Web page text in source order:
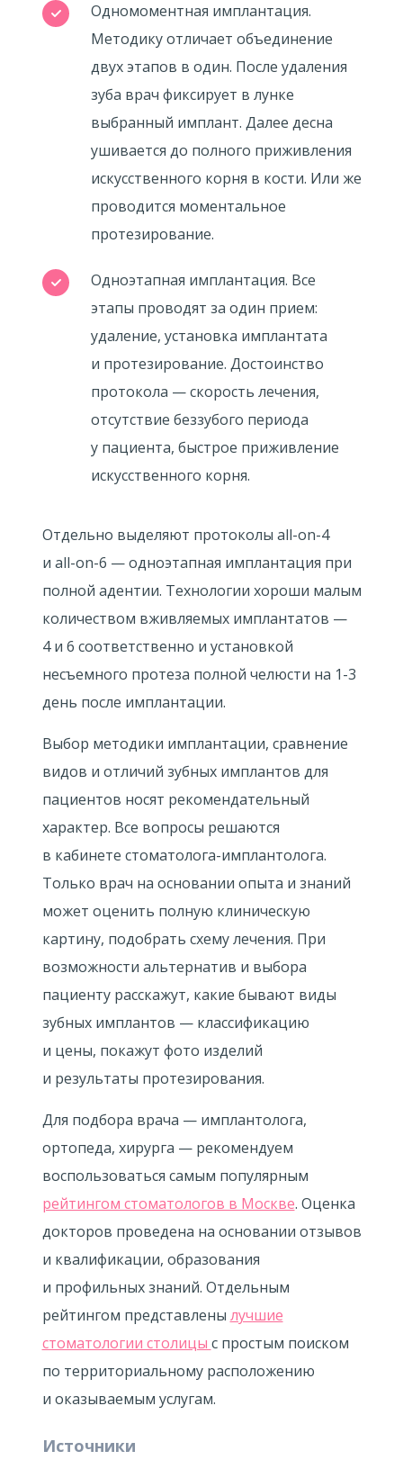
Одномоментная имплантация.
Методику отличает объединение
двух этапов в один. После удаления
зуба врач фиксирует в лунке
выбранный имплант. Далее десна
ушивается до полного приживления
искусственного корня в кости. Или же
проводится моментальное
протезирование.
Одноэтапная имплантация. Все
этапы проводят за один прием:
удаление, установка имплантата
и протезирование. Достоинство
протокола — скорость лечения,
отсутствие беззубого периода
у пациента, быстрое приживление
искусственного корня.
Отдельно выделяют протоколы all-on-4
и all-on-6 — одноэтапная имплантация при
полной адентии. Технологии хороши малым
количеством вживляемых имплантатов —
4 и 6 соответственно и установкой
несъемного протеза полной челюсти на 1-3
день после имплантации.
Выбор методики имплантации, сравнение
видов и отличий зубных имплантов для
пациентов носят рекомендательный
характер. Все вопросы решаются
в кабинете стоматолога-имплантолога.
Только врач на основании опыта и знаний
может оценить полную клиническую
картину, подобрать схему лечения. При
возможности альтернатив и выбора
пациенту расскажут, какие бывают виды
зубных имплантов — классификацию
и цены, покажут фото изделий
и результаты протезирования.
Для подбора врача — имплантолога,
ортопеда, хирурга — рекомендуем
воспользоваться самым популярным
рейтингом стоматологов в Москве. Оценка
докторов проведена на основании отзывов
и квалификации, образования
и профильных знаний. Отдельным
рейтингом представлены лучшие
стоматологии столицы с простым поиском
по территориальному расположению
и оказываемым услугам.
Источники